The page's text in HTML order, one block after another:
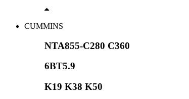
CUMMINS
NTA855-C280 C360
6BT5.9
K19 K38 K50